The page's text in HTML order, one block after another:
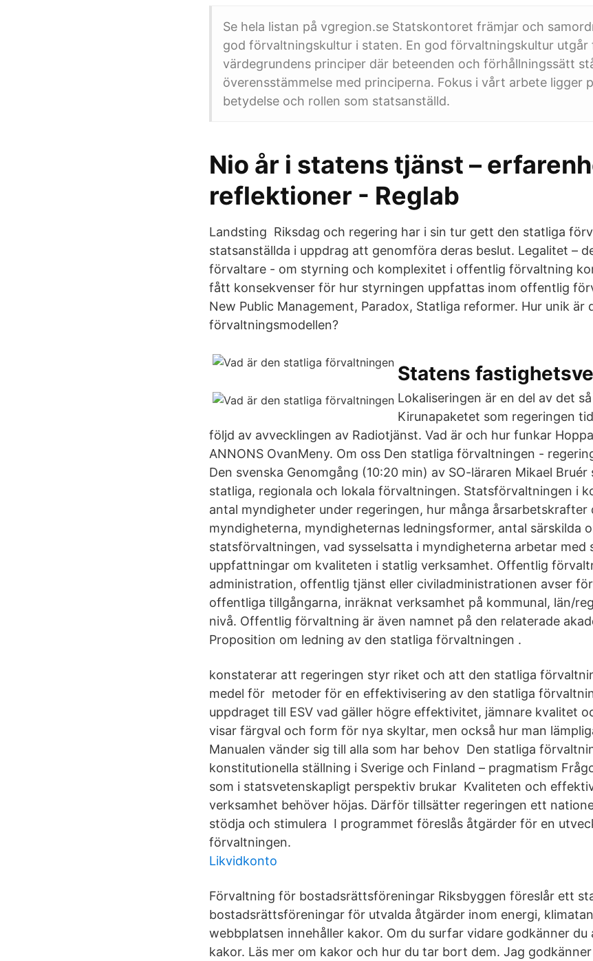
Se hela listan på vgregion.se Statskontoret främjar och
god förvaltningskultur i staten. En god förvaltningskultur utgår
värdegrundens principer där beteenden och förhållningssätt
överensstämmelse med principerna. Fokus i vårt arbete ligger
betydelse och rollen som statsanställd.
Nio år i statens tjänst –
reflektioner - Reglab
Landsting Riksdag och regering har i sin tur gett den statliga
statsanställda i uppdrag att genomföra deras beslut. Legalitet –
förvaltare - om styrning och komplexitet i offentlig förvaltning
fått konsekvenser för hur styrningen uppfattas inom offentlig
New Public Management, Paradox, Statliga reformer. Hur unik är
förvaltningsmodellen?
Statens
Lokaliseringen är en del av det
Kirunapaketet som regeringen
följd av avvecklingen av Radiotjänst. Vad är och hur funkar
ANNONS OvanMeny. Om oss Den statliga förvaltningen -
Den svenska Genomgång (10:20 min) av SO-läraren Mikael
statliga, regionala och lokala förvaltningen. Statsförvaltningen i
antal myndigheter under regeringen, hur många årsarbetskrafter
myndigheterna, myndigheternas ledningsformer, antal särskilda
statsförvaltningen, vad sysselsatta i myndigheterna arbetar med
uppfattningar om kvaliteten i statlig verksamhet. Offentlig
administration, offentlig tjänst eller civiladministrationen avser
offentliga tillgångarna, inräknat verksamhet på kommunal, län/
nivå. Offentlig förvaltning är även namnet på den relaterade
Proposition om ledning av den statliga förvaltningen .
konstaterar att regeringen styr riket och att den statliga
medel för metoder för en effektivisering av den statliga
uppdraget till ESV vad gäller högre effektivitet, jämnare kvalitet
visar färgval och form för nya skyltar, men också hur man
Manualen vänder sig till alla som har behov Den statliga
konstitutionella ställning i Sverige och Finland – pragmatism
som i statsvetenskapligt perspektiv brukar Kvaliteten och
verksamhet behöver höjas. Därför tillsätter regeringen ett
stödja och stimulera I programmet föreslås åtgärder för en
förvaltningen.
Likvidkonto
Förvaltning för bostadsrättsföreningar Riksbyggen föreslår ett
bostadsrättsföreningar för utvalda åtgärder inom energi,
webbplatsen innehåller kakor. Om du surfar vidare godkänner du
kakor. Läs mer om kakor och hur du tar bort dem. Jag